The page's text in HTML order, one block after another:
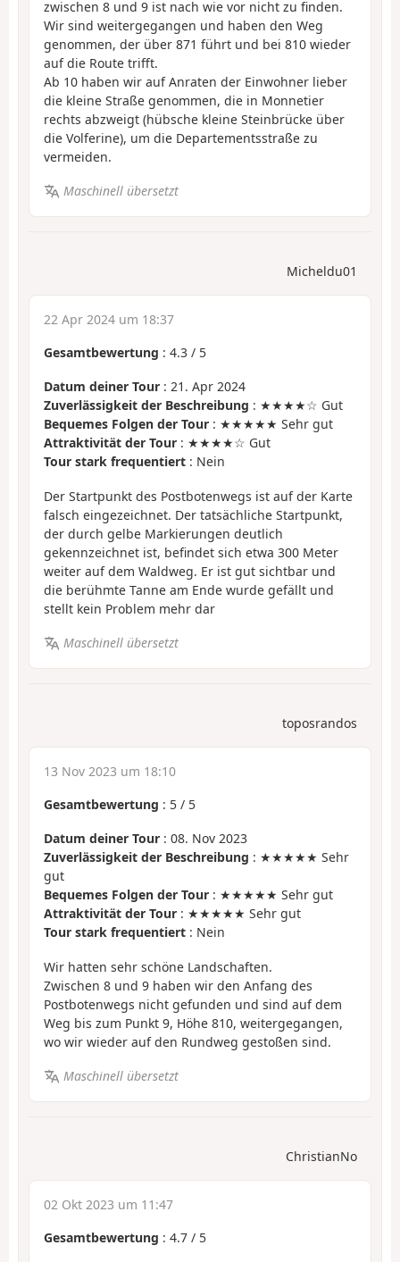
zwischen 8 und 9 ist nach wie vor nicht zu finden.
Wir sind weitergegangen und haben den Weg
genommen, der über 871 führt und bei 810 wieder
auf die Route trifft.
Ab 10 haben wir auf Anraten der Einwohner lieber
die kleine Straße genommen, die in Monnetier
rechts abzweigt (hübsche kleine Steinbrücke über
die Volferine), um die Departementsstraße zu
vermeiden.
Maschinell übersetzt
Micheldu01
22 Apr 2024 um 18:37
Gesamtbewertung : 4.3 / 5
Datum deiner Tour : 21. Apr 2024
Zuverlässigkeit der Beschreibung : ★★★★☆ Gut
Bequemes Folgen der Tour : ★★★★★ Sehr gut
Attraktivität der Tour : ★★★★☆ Gut
Tour stark frequentiert : Nein
Der Startpunkt des Postbotenwegs ist auf der Karte
falsch eingezeichnet. Der tatsächliche Startpunkt,
der durch gelbe Markierungen deutlich
gekennzeichnet ist, befindet sich etwa 300 Meter
weiter auf dem Waldweg. Er ist gut sichtbar und
die berühmte Tanne am Ende wurde gefällt und
stellt kein Problem mehr dar
Maschinell übersetzt
toposrandos
13 Nov 2023 um 18:10
Gesamtbewertung : 5 / 5
Datum deiner Tour : 08. Nov 2023
Zuverlässigkeit der Beschreibung : ★★★★★ Sehr
gut
Bequemes Folgen der Tour : ★★★★★ Sehr gut
Attraktivität der Tour : ★★★★★ Sehr gut
Tour stark frequentiert : Nein
Wir hatten sehr schöne Landschaften.
Zwischen 8 und 9 haben wir den Anfang des
Postbotenwegs nicht gefunden und sind auf dem
Weg bis zum Punkt 9, Höhe 810, weitergegangen,
wo wir wieder auf den Rundweg gestoßen sind.
Maschinell übersetzt
ChristianNo
02 Okt 2023 um 11:47
Gesamtbewertung : 4.7 / 5